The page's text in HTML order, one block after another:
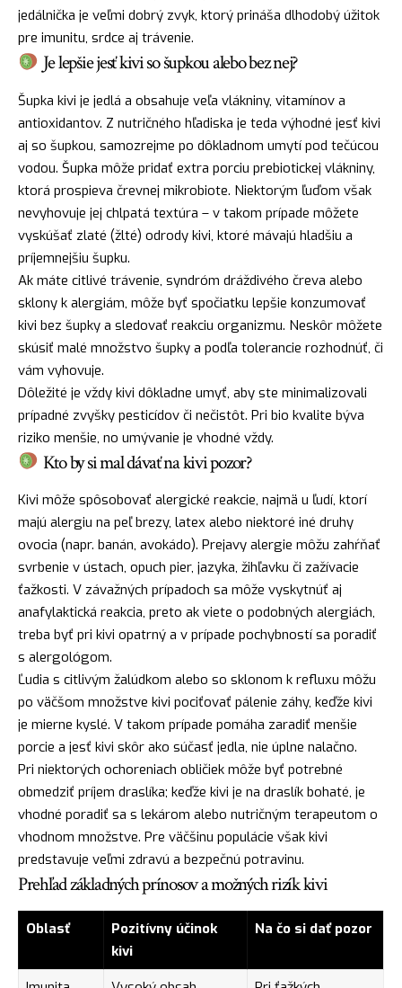
jedálnička je veľmi dobrý zvyk, ktorý prináša dlhodobý úžitok
pre imunitu, srdce aj trávenie.
Je lepšie jesť kivi so šupkou alebo bez nej?
Šupka kivi je jedlá a obsahuje veľa vlákniny, vitamínov a
antioxidantov. Z nutričného hľadiska je teda výhodné jesť kivi
aj so šupkou, samozrejme po dôkladnom umytí pod tečúcou
vodou. Šupka môže pridať extra porciu prebiotickej vlákniny,
ktorá prospieva črevnej mikrobiote. Niektorým ľuďom však
nevyhovuje jej chlpatá textúra – v takom prípade môžete
vyskúšať zlaté (žlté) odrody kivi, ktoré mávajú hladšiu a
príjemnejšiu šupku.
Ak máte citlivé trávenie, syndróm dráždivého čreva alebo
sklony k alergiám, môže byť spočiatku lepšie konzumovať
kivi bez šupky a sledovať reakciu organizmu. Neskôr môžete
skúsiť malé množstvo šupky a podľa tolerancie rozhodnúť, či
vám vyhovuje.
Dôležité je vždy kivi dôkladne umyť, aby ste minimalizovali
prípadné zvyšky pesticídov či nečistôt. Pri bio kvalite býva
riziko menšie, no umývanie je vhodné vždy.
Kto by si mal dávať na kivi pozor?
Kivi môže spôsobovať alergické reakcie, najmä u ľudí, ktorí
majú alergiu na peľ brezy, latex alebo niektoré iné druhy
ovocia (napr. banán, avokádo). Prejavy alergie môžu zahŕňať
svrbenie v ústach, opuch pier, jazyka, žihľavku či zažívacie
ťažkosti. V závažných prípadoch sa môže vyskytnúť aj
anafylaktická reakcia, preto ak viete o podobných alergiách,
treba byť pri kivi opatrný a v prípade pochybností sa poradiť
s alergológom.
Ľudia s citlivým žalúdkom alebo so sklonom k refluxu môžu
po väčšom množstve kivi pociťovať pálenie záhy, keďže kivi
je mierne kyslé. V takom prípade pomáha zaradiť menšie
porcie a jesť kivi skôr ako súčasť jedla, nie úplne nalačno.
Pri niektorých ochoreniach obličiek môže byť potrebné
obmedziť príjem draslíka; keďže kivi je na draslík bohaté, je
vhodné poradiť sa s lekárom alebo nutričným terapeutom o
vhodnom množstve. Pre väčšinu populácie však kivi
predstavuje veľmi zdravú a bezpečnú potravinu.
Prehľad základných prínosov a možných rizík kivi
Oblasť
Pozitívny účinok
kivi
Na čo si dať pozor